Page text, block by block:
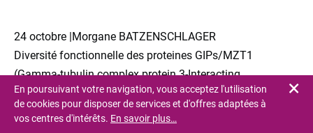
En poursuivant votre navigation, vous acceptez l'utilisation
de cookies pour disposer de services et d'offres adaptées à
vos centres d'intérêts. En savoir plus…
24 octobre |Morgane BATZENSCHLAGER
Diversité fonctionnelle des proteines GIPs/MZT1
(Gamma-tubulin complex protein 3-Interacting
Proteins/Mitotic spindle organizing protein 1) à l’interface
nucléo-cytoplasmique chezArabidopsis thaliana